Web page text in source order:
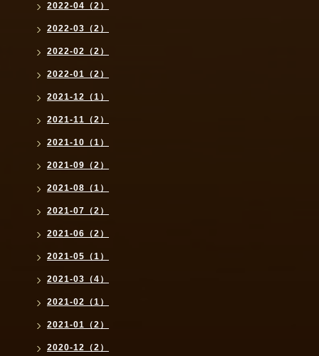
2022-04（2）
2022-03（2）
2022-02（2）
2022-01（2）
2021-12（1）
2021-11（2）
2021-10（1）
2021-09（2）
2021-08（1）
2021-07（2）
2021-06（2）
2021-05（1）
2021-03（4）
2021-02（1）
2021-01（2）
2020-12（2）